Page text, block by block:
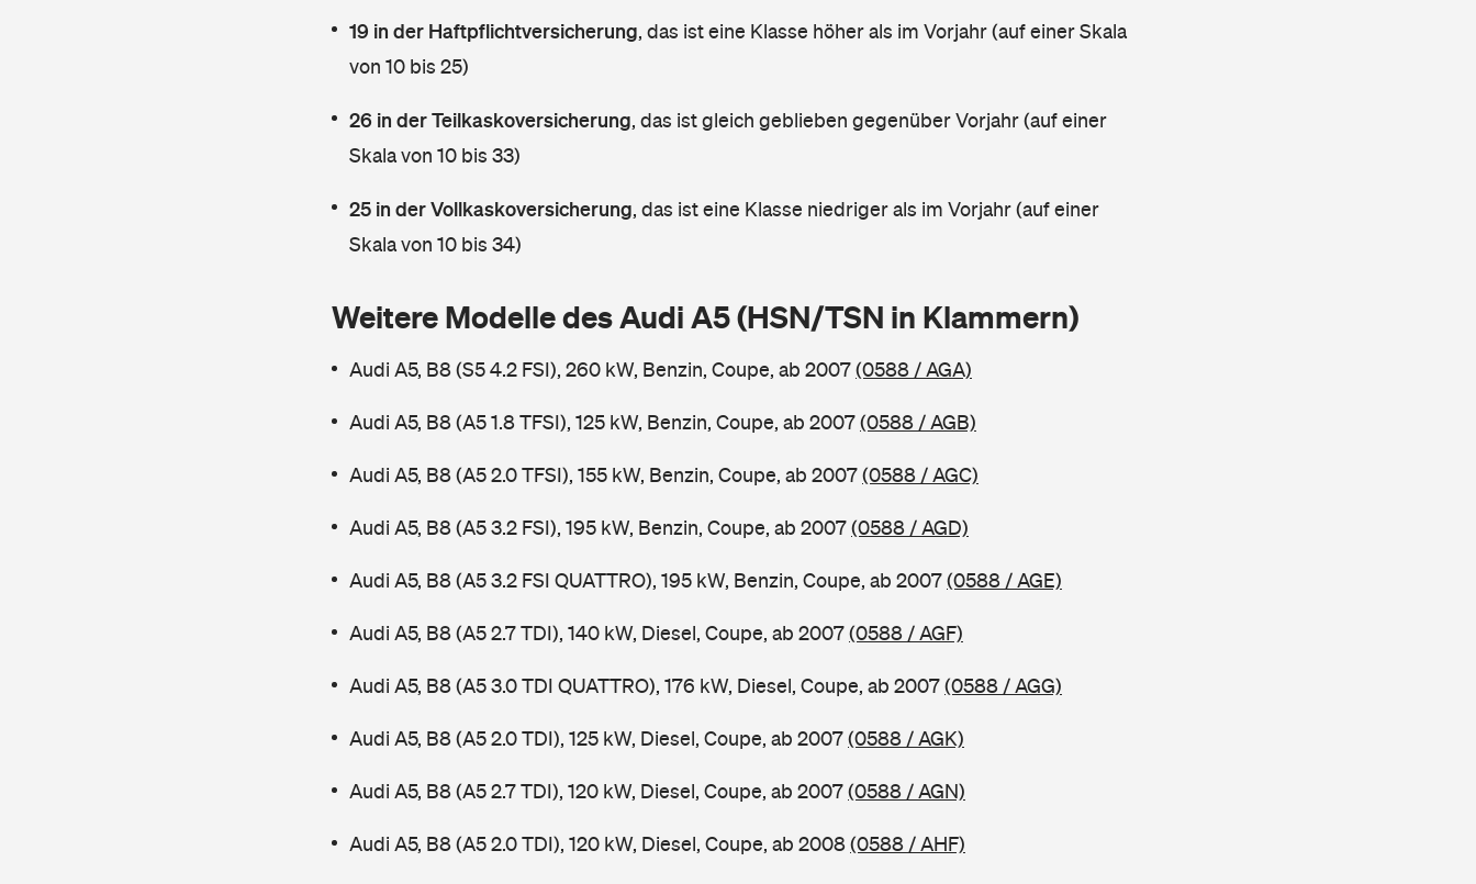
19 in der Haftpflichtversicherung, das ist eine Klasse höher als im Vorjahr (auf einer Skala
von 10 bis 25)
26 in der Teilkaskoversicherung, das ist gleich geblieben gegenüber Vorjahr (auf einer
Skala von 10 bis 33)
25 in der Vollkaskoversicherung, das ist eine Klasse niedriger als im Vorjahr (auf einer
Skala von 10 bis 34)
Weitere Modelle des Audi A5 (HSN/TSN in Klammern)
Audi A5, B8 (S5 4.2 FSI), 260 kW, Benzin, Coupe, ab 2007(0588 / AGA)
Audi A5, B8 (A5 1.8 TFSI), 125 kW, Benzin, Coupe, ab 2007(0588 / AGB)
Audi A5, B8 (A5 2.0 TFSI), 155 kW, Benzin, Coupe, ab 2007(0588 / AGC)
Audi A5, B8 (A5 3.2 FSI), 195 kW, Benzin, Coupe, ab 2007(0588 / AGD)
Audi A5, B8 (A5 3.2 FSI QUATTRO), 195 kW, Benzin, Coupe, ab 2007(0588 / AGE)
Audi A5, B8 (A5 2.7 TDI), 140 kW, Diesel, Coupe, ab 2007(0588 / AGF)
Audi A5, B8 (A5 3.0 TDI QUATTRO), 176 kW, Diesel, Coupe, ab 2007(0588 / AGG)
Audi A5, B8 (A5 2.0 TDI), 125 kW, Diesel, Coupe, ab 2007(0588 / AGK)
Audi A5, B8 (A5 2.7 TDI), 120 kW, Diesel, Coupe, ab 2007(0588 / AGN)
Audi A5, B8 (A5 2.0 TDI), 120 kW, Diesel, Coupe, ab 2008(0588 / AHF)